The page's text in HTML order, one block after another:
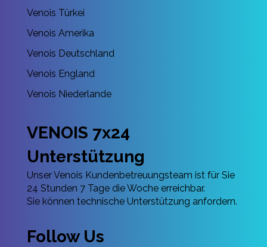
Venois Türkei
Venois Amerika
Venois Deutschland
Venois England
Venois Niederlande
VENOIS 7x24
Unterstützung
Unser Venois Kundenbetreuungsteam ist für Sie
24 Stunden 7 Tage die Woche erreichbar.
Sie können technische Unterstützung anfordern.
Follow Us